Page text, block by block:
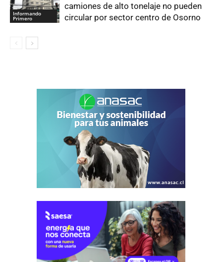
Informando
Primero
camiones de alto tonelaje no pueden
circular por sector centro de Osorno